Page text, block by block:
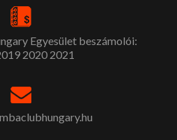
Egyesület beszámolói:
2020 2021